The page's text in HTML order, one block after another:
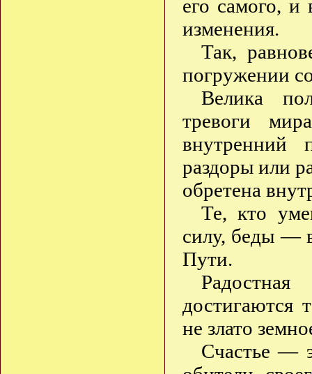
его самого,
изменения.
Так,
погружении
Велика
тревоги
внутренний
раздоры или
обретена
Те, кто
силу, беды —
Пути.
достигаются
не злато
Счастье —